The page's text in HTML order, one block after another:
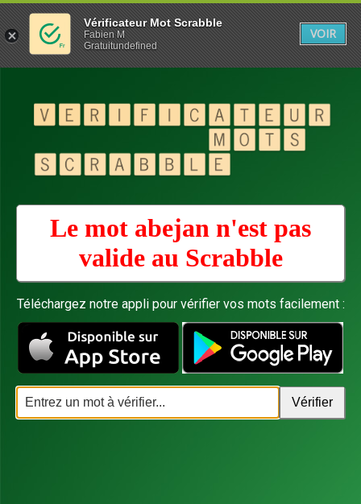
Le mot abejan n'est pas
valide au Scrabble
Téléchargez notre appli pour vérifier vos mots facilement :
Vérificateur Mot Scrabble
Fabien M
Gratuitundefined
VOIR